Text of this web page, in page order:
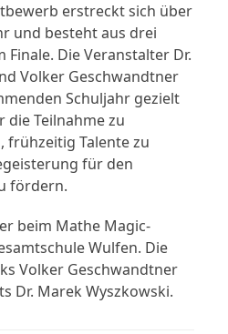
erstreckt sich über
und besteht aus drei
Die Veranstalter Dr.
Volker Geschwandtner
Schuljahr gezielt
die Teilnahme zu
frühzeitig Talente zu
für den
fördern.
beim Mathe Magic-
Wulfen. Die
Volker Geschwandtner
Dr. Marek Wyszkowski.